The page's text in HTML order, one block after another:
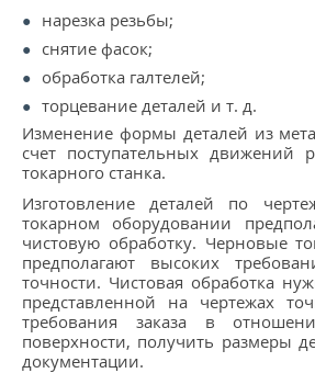
нарезка резьбы;
снятие фасок;
обработка галтелей;
торцевание деталей и т. д.
Изменение формы деталей из
счет поступательных движений
токарного станка.
Изготовление деталей по
токарном оборудовании
чистовую обработку. Черновые
предполагают высоких
точности. Чистовая обработка
представленной на чертежах
требования заказа в
поверхности, получить размеры
документации.